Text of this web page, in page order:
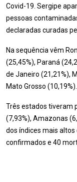
Covid-19. Sergipe
pessoas
declaradas curadas
Na sequência vêm
(25,45%), Paraná
de Janeiro (21,21%),
Mato Grosso (10,19%).
Três estados tiveram
(7,93%), Amazonas
dos índices mais
confirmados e 40